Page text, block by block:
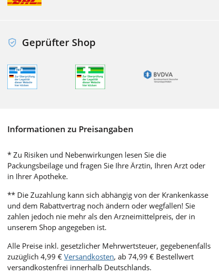
Geprüfter Shop
Informationen zu Preisangaben
* Zu Risiken und Nebenwirkungen lesen Sie die
Packungsbeilage und fragen Sie Ihre Ärztin, Ihren Arzt oder
in Ihrer Apotheke.
** Die Zuzahlung kann sich abhängig von der Krankenkasse
und dem Rabattvertrag noch ändern oder wegfallen! Sie
zahlen jedoch nie mehr als den Arzneimittelpreis, der in
unserem Shop angegeben ist.
Alle Preise inkl. gesetzlicher Mehrwertsteuer, gegebenenfalls
zuzüglich 4,99 € Versandkosten, ab 74,99 € Bestellwert
versandkostenfrei innerhalb Deutschlands.